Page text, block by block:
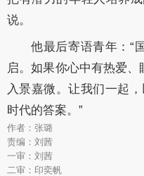
说。
他最后寄语青年：“
启。如果你心中有热爱
入景嘉微。让我们一起
时代的答案。”
作者：张璐
责编：刘茜
一审：刘茜
二审：印奕帆